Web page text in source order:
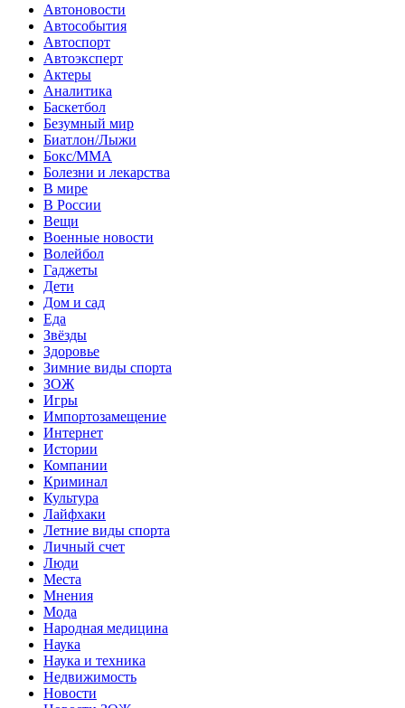
Автоновости
Автособытия
Автоспорт
Автоэксперт
Актеры
Аналитика
Баскетбол
Безумный мир
Биатлон/Лыжи
Бокс/MMA
Болезни и лекарства
В мире
В России
Вещи
Военные новости
Волейбол
Гаджеты
Дети
Дом и сад
Еда
Звёзды
Здоровье
Зимние виды спорта
ЗОЖ
Игры
Импортозамещение
Интернет
Истории
Компании
Криминал
Культура
Лайфхаки
Летние виды спорта
Личный счет
Люди
Места
Мнения
Мода
Народная медицина
Наука
Наука и техника
Недвижимость
Новости